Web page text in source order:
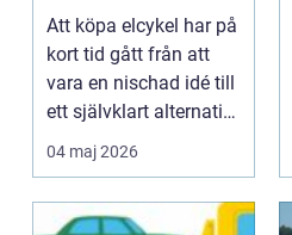
Att köpa elcykel har på
kort tid gått från att
vara en nischad idé till
ett självklart alternativ
fö...
04 maj 2026